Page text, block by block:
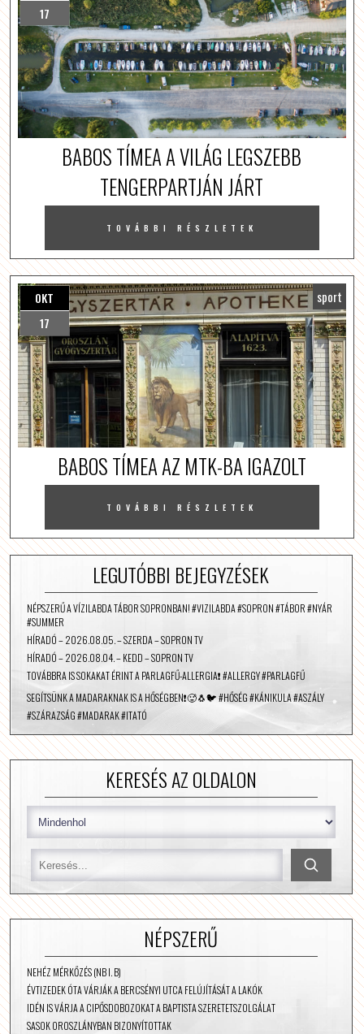
17
BABOS TÍMEA A VILÁG LEGSZEBB
TENGERPARTJÁN JÁRT
TOVÁBBI RÉSZLETEK
OKT
17
sport
BABOS TÍMEA AZ MTK-BA IGAZOLT
TOVÁBBI RÉSZLETEK
LEGUTÓBBI BEJEGYZÉSEK
NÉPSZERŰ A VÍZILABDA TÁBOR SOPRONBAN! #VIZILABDA #SOPRON #TÁBOR #NYÁR
#SUMMER
HÍRADÓ – 2026.08.05. – SZERDA – SOPRON TV
HÍRADÓ – 2026.08.04. – KEDD – SOPRON TV
TOVÁBBRA IS SOKAKAT ÉRINT A PARLAGFŰ-ALLERGIA❗️ #ALLERGY #PARLAGFŰ
SEGÍTSÜNK A MADARAKNAK IS A HŐSÉGBEN❗️🥵🐧🐦 #HŐSÉG #KÁNIKULA #ASZÁLY
#SZÁRAZSÁG #MADARAK #ITATÓ
KERESÉS AZ OLDALON
NÉPSZERŰ
NEHÉZ MÉRKŐZÉS (NB I. B)
ÉVTIZEDEK ÓTA VÁRJÁK A BERCSÉNYI UTCA FELÚJÍTÁSÁT A LAKÓK
IDÉN IS VÁRJA A CIPŐSDOBOZOKAT A BAPTISTA SZERETETSZOLGÁLAT
SASOK OROSZLÁNYBAN BIZONYÍTOTTAK